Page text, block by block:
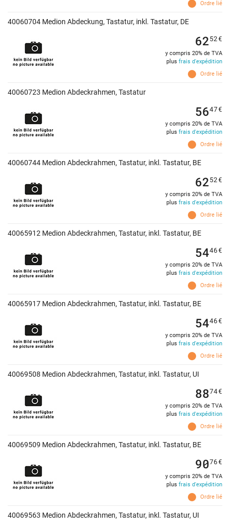
Ordre lié
40060704 Medion Abdeckung, Tastatur, inkl. Tastatur, DE
Ordre lié
6252€
y compris 20% de TVA
plus frais d'expédition
40060723 Medion Abdeckrahmen, Tastatur
Ordre lié
5647€
y compris 20% de TVA
plus frais d'expédition
40060744 Medion Abdeckrahmen, Tastatur, inkl. Tastatur, BE
Ordre lié
6252€
y compris 20% de TVA
plus frais d'expédition
40065912 Medion Abdeckrahmen, Tastatur, inkl. Tastatur, BE
Ordre lié
5446€
y compris 20% de TVA
plus frais d'expédition
40065917 Medion Abdeckrahmen, Tastatur, inkl. Tastatur, BE
Ordre lié
5446€
y compris 20% de TVA
plus frais d'expédition
40069508 Medion Abdeckrahmen, Tastatur, inkl. Tastatur, UI
Ordre lié
8874€
y compris 20% de TVA
plus frais d'expédition
40069509 Medion Abdeckrahmen, Tastatur, inkl. Tastatur, BE
Ordre lié
9076€
y compris 20% de TVA
plus frais d'expédition
40069563 Medion Abdeckrahmen, Tastatur, inkl. Tastatur, UI